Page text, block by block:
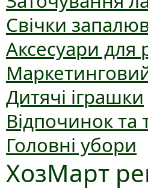
Свічки
Аксесуари для
Дитячі іграшки
Відпочинок та
Головні убори
ХозМарт